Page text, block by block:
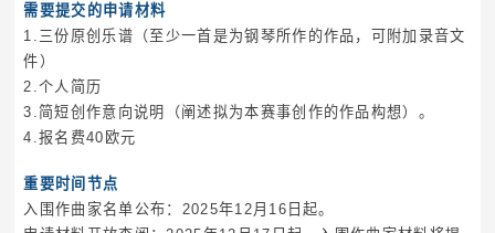
需要提交的申请材料
1.三份原创乐谱（至少一首是为钢琴所作的作品，可附加录音文
件）
2.个人简历
3.简短创作意向说明（阐述拟为本赛事创作的作品构想）。
4.报名费40欧元
重要时间节点
入围作曲家名单公布：2025年12月16日起。